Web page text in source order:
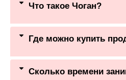
Что такое Чоган?
Где можно купить
Сколько времени